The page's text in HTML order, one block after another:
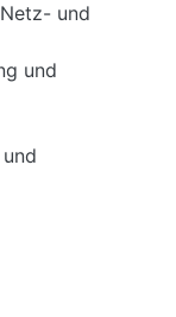
und
und